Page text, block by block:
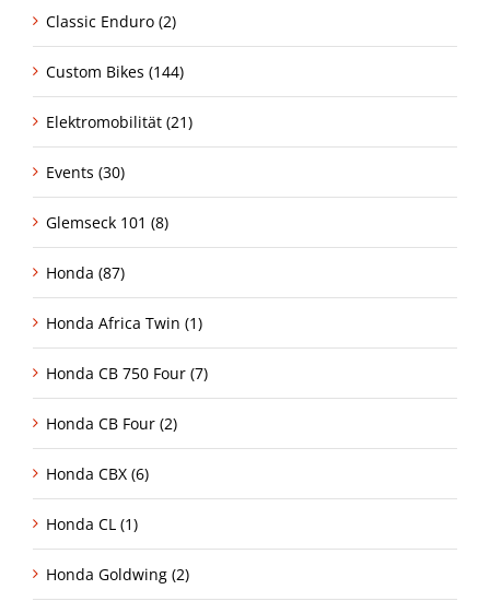
Classic Enduro (2)
Custom Bikes (144)
Elektromobilität (21)
Events (30)
Glemseck 101 (8)
Honda (87)
Honda Africa Twin (1)
Honda CB 750 Four (7)
Honda CB Four (2)
Honda CBX (6)
Honda CL (1)
Honda Goldwing (2)